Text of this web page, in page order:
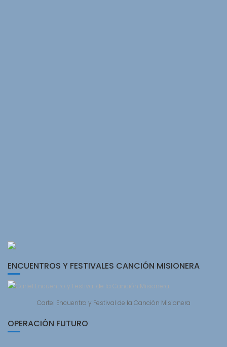
ENCUENTROS Y FESTIVALES CANCIÓN MISIONERA
Cartel Encuentro y Festival de la Canción Misionera
OPERACIÓN FUTURO